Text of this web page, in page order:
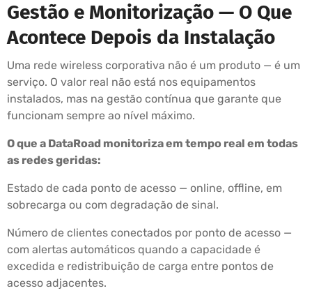
Gestão e Monitorização — O Que
Acontece Depois da Instalação
Uma rede wireless corporativa não é um produto — é um
serviço. O valor real não está nos equipamentos
instalados, mas na gestão contínua que garante que
funcionam sempre ao nível máximo.
O que a DataRoad monitoriza em tempo real em todas
as redes geridas:
Estado de cada ponto de acesso — online, offline, em
sobrecarga ou com degradação de sinal.
Número de clientes conectados por ponto de acesso —
com alertas automáticos quando a capacidade é
excedida e redistribuição de carga entre pontos de
acesso adjacentes.